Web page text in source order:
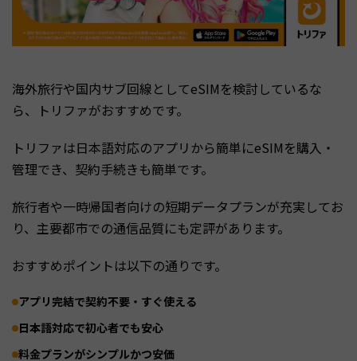
海外旅行や国内サブ回線としてeSIMを検討しているな
ら、トリファがおすすめです。
トリファは日本語対応のアプリから簡単にeSIMを購入・
管理でき、契約手続きも簡単です。
旅行者や一時帰国者向けの短期データプランが充実してお
り、主要都市での通信品質にも定評があります。
おすすめポイントは以下の通りです。
アプリ完結で契約不要・すぐ使える
日本語対応で初心者でも安心
料金プランがシンプルかつ安価